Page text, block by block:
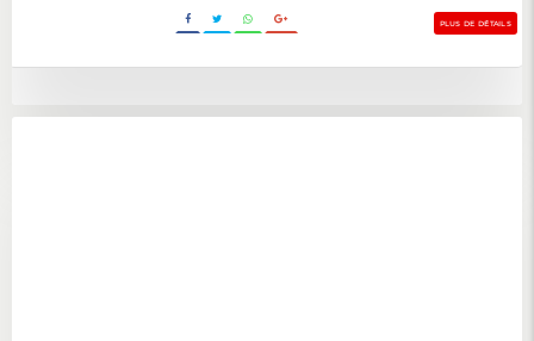
PLUS DE DÉTAILS